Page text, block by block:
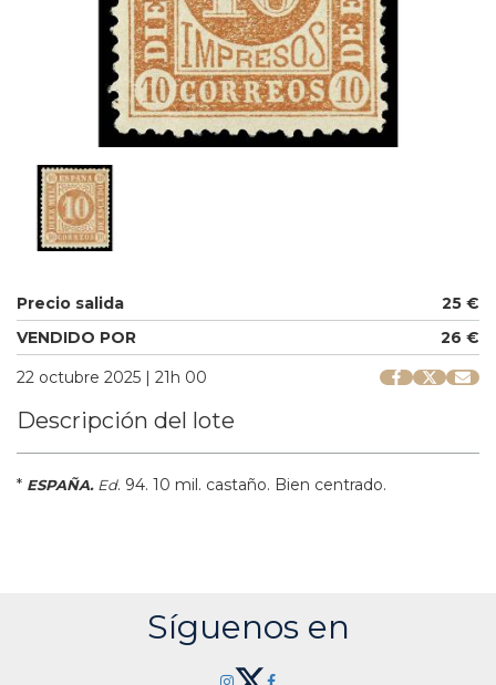
Precio salida
25 €
VENDIDO POR
26 €
22 octubre 2025 | 21h 00
Descripción del lote
* ESPAÑA. Ed. 94. 10 mil. castaño. Bien centrado.
Síguenos en